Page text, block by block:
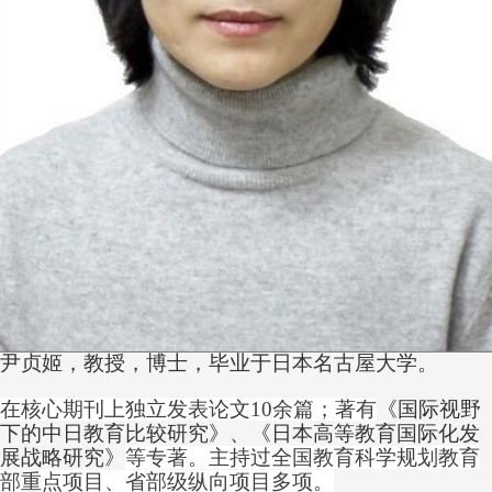
尹贞姬，教授，博士，毕业于日本名古屋大学。
在核心期刊上独立发表论文10余篇；著有 《国际视野
下的中日教育比较研究》、《日本高等教育国际化发
展战略研究》 等专著。主持过全国教育科学规划教育
部重点项目、省部级纵向项目多项。